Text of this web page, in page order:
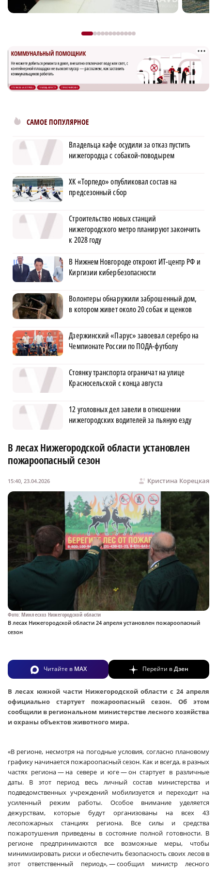
САМОЕ ПОПУЛЯРНОЕ
Владельца кафе осудили за отказ пустить
нижегородца с собакой-поводырем
ХК «Торпедо» опубликовал состав на
предсезонный сбор
Строительство новых станций
нижегородского метро планируют закончить
к 2028 году
В Нижнем Новгороде откроют ИТ-центр РФ и
Киргизии кибербезопасности
Волонтеры обнаружили заброшенный дом,
в котором живет около 20 собак и щенков
Дзержинский «Парус» завоевал серебро на
Чемпионате России по ПОДА-футболу
Стоянку транспорта ограничат на улице
Красносельской с конца августа
12 уголовных дел завели в отношении
нижегородских водителей за пьяную езду
В лесах Нижегородской области установлен
пожароопасный сезон
Кристина Корецкая
15:40, 23.04.2026
Фото: Минлесхоз Нижегородской области
В лесах Нижегородской области 24 апреля установлен пожароопасный
сезон
Читайте в MAX Перейти вДзен
В лесах южной части Нижегородской области с 24 апреля
официально стартует пожароопасный сезон. Об этом
сообщили в региональном министерстве лесного хозяйства
и охраны объектов животного мира.
«В регионе, несмотря на погодные условия, согласно плановому
графику начинается пожароопасный сезон. Как и всегда, в разных
частях региона — на севере и юге — он стартует в различные
даты. В этот период весь личный состав министерства и
подведомственных учреждений мобилизуется и переходит на
усиленный режим работы. Особое внимание уделяется
дежурствам, которые будут организованы на всех 43
лесопожарных станциях региона. Все силы и средства
пожаротушения приведены в состояние полной готовности. В
регионе предпринимаются все возможные меры, чтобы
минимизировать риски и обеспечить безопасность своих лесов в
этот ответственный период», — сообщил министр лесного